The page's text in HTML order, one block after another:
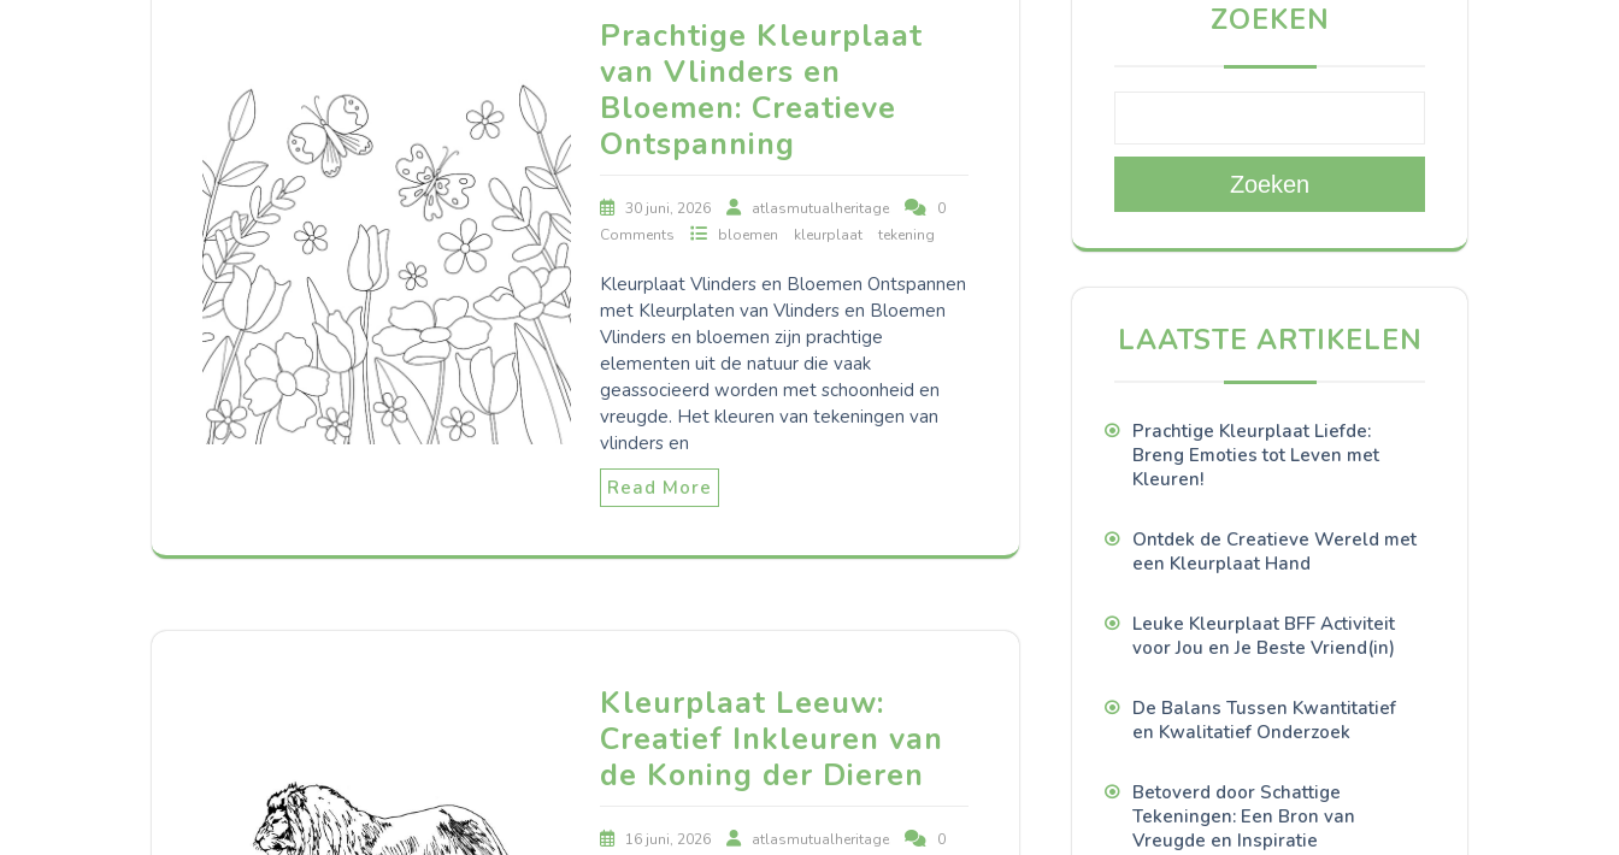
Prachtige Kleurplaat
van Vlinders en
Bloemen: Creatieve
Ontspanning
30 juni, 2026 atlasmutualheritage
0
Comments
bloemen kleurplaat tekening
Kleurplaat Vlinders en Bloemen Ontspannen
met Kleurplaten van Vlinders en Bloemen
Vlinders en bloemen zijn prachtige
elementen uit de natuur die vaak
geassocieerd worden met schoonheid en
vreugde. Het kleuren van tekeningen van
vlinders en
Read More
Kleurplaat Leeuw:
Creatief Inkleuren van
de Koning der Dieren
16 juni, 2026 atlasmutualheritage
0
ZOEKEN
Zoeken
LAATSTE ARTIKELEN
Prachtige Kleurplaat Liefde:
Breng Emoties tot Leven met
Kleuren!
Ontdek de Creatieve Wereld met
een Kleurplaat Hand
Leuke Kleurplaat BFF Activiteit
voor Jou en Je Beste Vriend(in)
De Balans Tussen Kwantitatief
en Kwalitatief Onderzoek
Betoverd door Schattige
Tekeningen: Een Bron van
Vreugde en Inspiratie